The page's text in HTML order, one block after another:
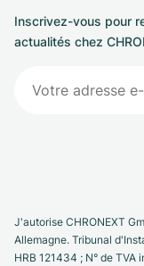
Inscrivez-vous pour
actualités chez
J'autorise CHRONEXT
Allemagne. Tribunal
HRB 121434 ; N° de